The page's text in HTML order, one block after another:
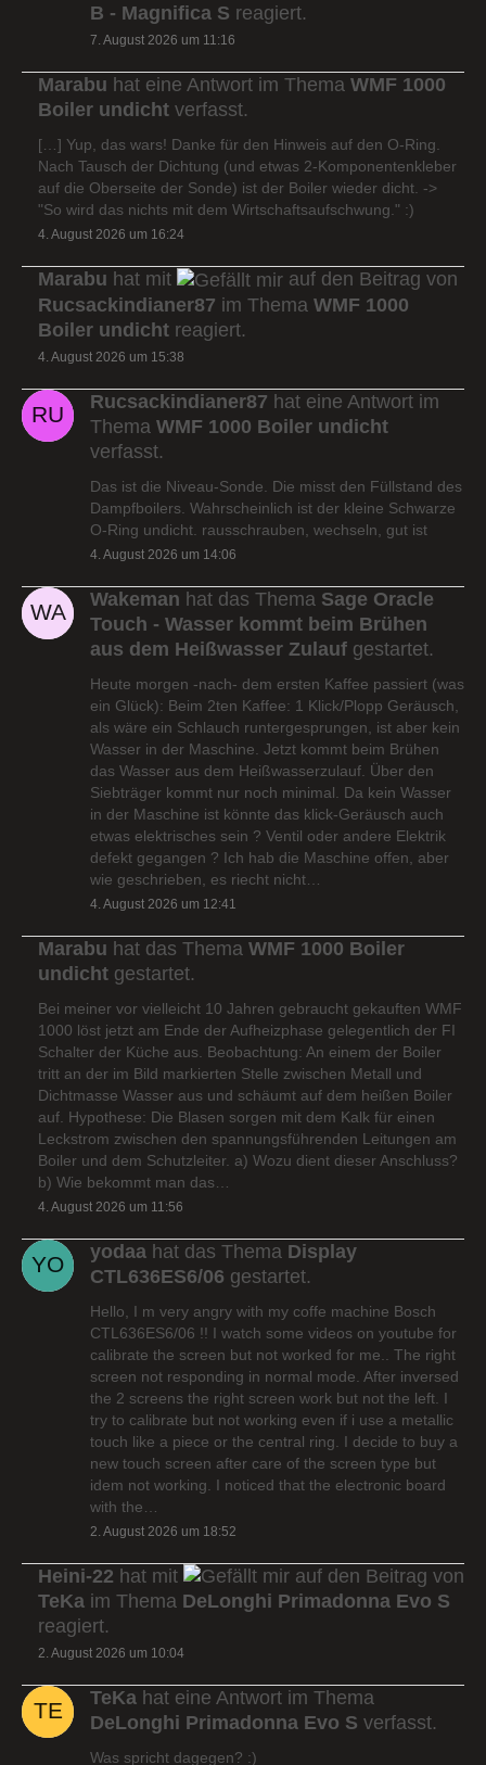
B - Magnifica S reagiert.
7. August 2026 um 11:16
Marabu hat eine Antwort im Thema WMF 1000
Boiler undicht verfasst.
[…] Yup, das wars! Danke für den Hinweis auf den O-Ring.
Nach Tausch der Dichtung (und etwas 2-Komponentenkleber
auf die Oberseite der Sonde) ist der Boiler wieder dicht. ->
"So wird das nichts mit dem Wirtschaftsaufschwung." :)
4. August 2026 um 16:24
Marabu hat mit
auf den Beitrag von
Rucsackindianer87 im Thema WMF 1000
Boiler undicht reagiert.
4. August 2026 um 15:38
Rucsackindianer87 hat eine Antwort im
Thema WMF 1000 Boiler undicht
verfasst.
Das ist die Niveau-Sonde. Die misst den Füllstand des
Dampfboilers. Wahrscheinlich ist der kleine Schwarze
O-Ring undicht. rausschrauben, wechseln, gut ist
4. August 2026 um 14:06
Wakeman hat das Thema Sage Oracle
Touch - Wasser kommt beim Brühen
aus dem Heißwasser Zulauf gestartet.
Heute morgen -nach- dem ersten Kaffee passiert (was
ein Glück): Beim 2ten Kaffee: 1 Klick/Plopp Geräusch,
als wäre ein Schlauch runtergesprungen, ist aber kein
Wasser in der Maschine. Jetzt kommt beim Brühen
das Wasser aus dem Heißwasserzulauf. Über den
Siebträger kommt nur noch minimal. Da kein Wasser
in der Maschine ist könnte das klick-Geräusch auch
etwas elektrisches sein ? Ventil oder andere Elektrik
defekt gegangen ? Ich hab die Maschine offen, aber
wie geschrieben, es riecht nicht…
4. August 2026 um 12:41
Marabu hat das Thema WMF 1000 Boiler
undicht gestartet.
Bei meiner vor vielleicht 10 Jahren gebraucht gekauften WMF
1000 löst jetzt am Ende der Aufheizphase gelegentlich der FI
Schalter der Küche aus. Beobachtung: An einem der Boiler
tritt an der im Bild markierten Stelle zwischen Metall und
Dichtmasse Wasser aus und schäumt auf dem heißen Boiler
auf. Hypothese: Die Blasen sorgen mit dem Kalk für einen
Leckstrom zwischen den spannungsführenden Leitungen am
Boiler und dem Schutzleiter. a) Wozu dient dieser Anschluss?
b) Wie bekommt man das…
4. August 2026 um 11:56
yodaa hat das Thema Display
CTL636ES6/06 gestartet.
Hello, I m very angry with my coffe machine Bosch
CTL636ES6/06 !! I watch some videos on youtube for
calibrate the screen but not worked for me.. The right
screen not responding in normal mode. After inversed
the 2 screens the right screen work but not the left. I
try to calibrate but not working even if i use a metallic
touch like a piece or the central ring. I decide to buy a
new touch screen after care of the screen type but
idem not working. I noticed that the electronic board
with the…
2. August 2026 um 18:52
Heini-22 hat mit
auf den Beitrag von
TeKa im Thema DeLonghi Primadonna Evo S
reagiert.
2. August 2026 um 10:04
TeKa hat eine Antwort im Thema
DeLonghi Primadonna Evo S verfasst.
Was spricht dagegen? :)